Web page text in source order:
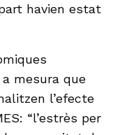
havien estat
mesura que
l’efecte
“l’estrès per